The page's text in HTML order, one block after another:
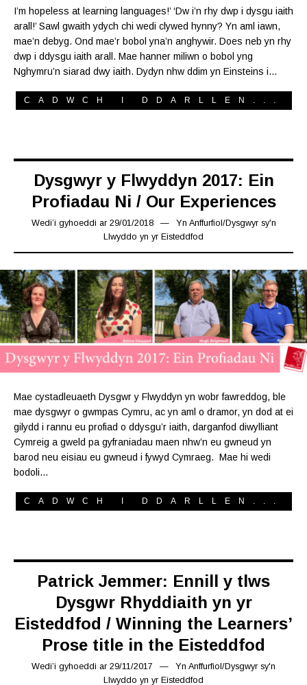
I’m hopeless at learning languages!’ ‘Dw i’n rhy dwp i dysgu iaith
arall!’ Sawl gwaith ydych chi wedi clywed hynny? Yn aml iawn,
mae’n debyg. Ond mae’r bobol yna’n anghywir. Does neb yn rhy
dwp i ddysgu iaith arall. Mae hanner miliwn o bobol yng
Nghymru’n siarad dwy iaith. Dydyn nhw ddim yn Einsteins i…
CADWCH I DDARLLEN...
Dysgwyr y Flwyddyn 2017: Ein
Profiadau Ni / Our Experiences
Wedi’i gyhoeddi ar 29/01/201816/03/2019
Yn Anffurfiol /Dysgwyr sy'n
Llwyddo yn yr Eisteddfod
Mae cystadleuaeth Dysgwr y Flwyddyn yn wobr fawreddog, ble
mae dysgwyr o gwmpas Cymru, ac yn aml o dramor, yn dod at ei
gilydd i rannu eu profiad o ddysgu’r iaith, darganfod diwylliant
Cymreig a gweld pa gyfraniadau maen nhw’n eu gwneud yn
barod neu eisiau eu gwneud i fywyd Cymraeg. Mae hi wedi
bodoli…
CADWCH I DDARLLEN...
Patrick Jemmer: Ennill y tlws
Dysgwr Rhyddiaith yn yr
Eisteddfod / Winning the Learners’
Prose title in the Eisteddfod
Wedi’i gyhoeddi ar 29/11/2017 16/03/2019
Yn Anffurfiol /Dysgwyr sy'n
Llwyddo yn yr Eisteddfod